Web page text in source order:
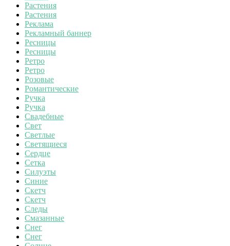
Растения
Растения
Реклама
Рекламный баннер
Ресницы
Ресницы
Ретро
Ретро
Розовые
Романтические
Ручка
Ручка
Свадебные
Свет
Светлые
Светящиеся
Сердце
Сетка
Силуэты
Синие
Скетч
Скетч
Следы
Смазанные
Снег
Снег